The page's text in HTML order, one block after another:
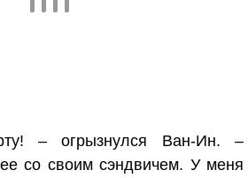
– огрызнулся Ван-Ин. –
со своим сэндвичем. У меня